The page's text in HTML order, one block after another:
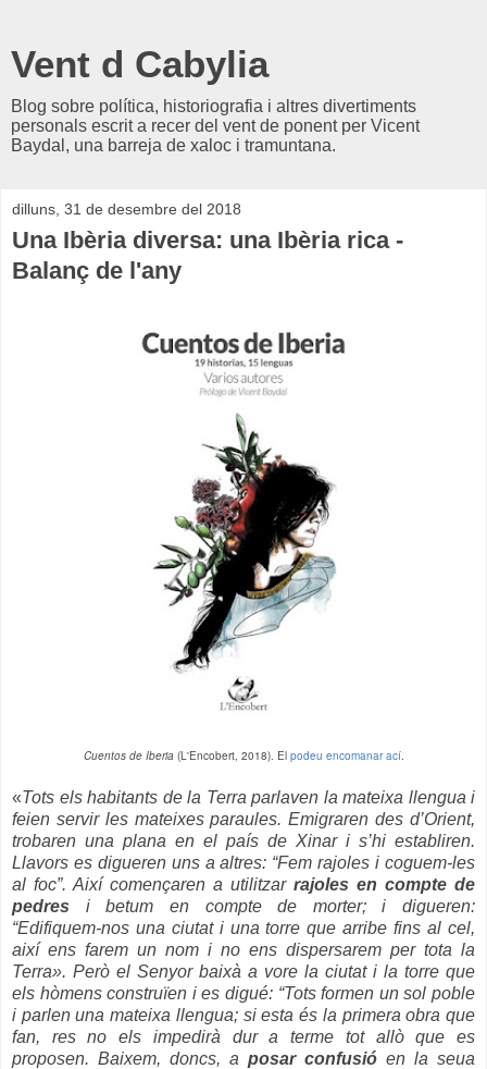
Vent d Cabylia
Blog sobre política, historiografia i altres divertiments
personals escrit a recer del vent de ponent per Vicent
Baydal, una barreja de xaloc i tramuntana.
dilluns, 31 de desembre del 2018
Una Ibèria diversa: una Ibèria rica -
Balanç de l'any
Cuentos de Iberia (L'Encobert, 2018). El podeu encomanar ací.
«Tots els habitants de la Terra parlaven la mateixa llengua i
feien servir les mateixes paraules. Emigraren des d’Orient,
trobaren una plana en el país de Xinar i s’hi establiren.
Llavors es digueren uns a altres: “Fem rajoles i coguem-les
al foc”. Així començaren a utilitzar rajoles en compte de
pedres i betum en compte de morter; i digueren:
“Edifiquem-nos una ciutat i una torre que arribe fins al cel,
així ens farem un nom i no ens dispersarem per tota la
Terra». Però el Senyor baixà a vore la ciutat i la torre que
els hòmens construïen i es digué: “Tots formen un sol poble
i parlen una mateixa llengua; si esta és la primera obra que
fan, res no els impedirà dur a terme tot allò que es
proposen. Baixem, doncs, a posar confusió en la seua